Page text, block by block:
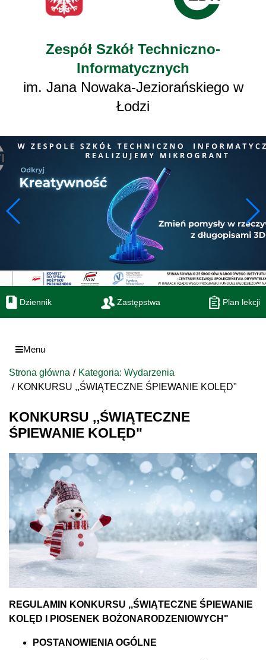
Zespół Szkół Techniczno-
Informatycznych
im. Jana Nowaka-Jeziorańskiego w
Łodzi
Dziennik Zastępstwa Plan lekcji
Menu
Strona główna
Kategoria: Wydarzenia
KONKURSU ,,ŚWIĄTECZNE ŚPIEWANIE KOLĘD"
KONKURSU ,,ŚWIĄTECZNE
ŚPIEWANIE KOLĘD"
REGULAMIN KONKURSU ,,ŚWIĄTECZNE ŚPIEWANIE
KOLĘD I PIOSENEK BOŻONARODZENIOWYCH"
POSTANOWIENIA OGÓLNE